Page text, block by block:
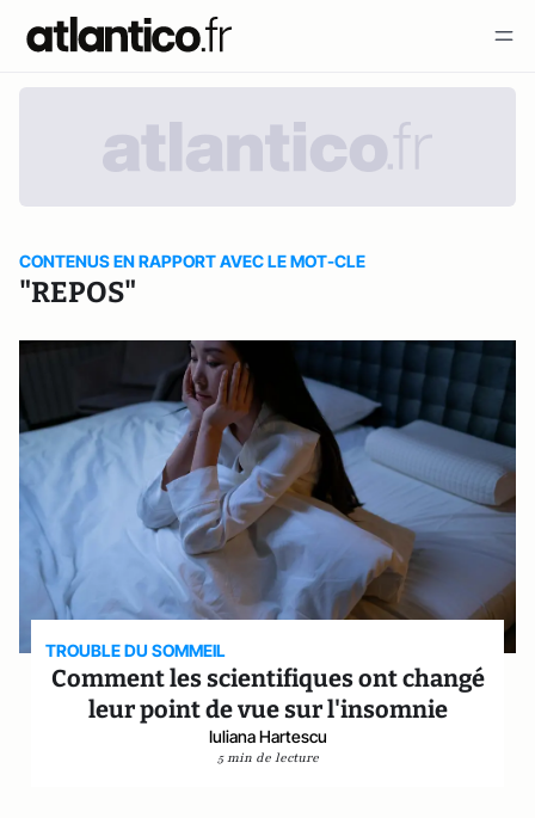
CONTENUS EN RAPPORT AVEC LE MOT-CLE
"REPOS"
TROUBLE DU SOMMEIL
Comment les scientifiques ont changé
leur point de vue sur l'insomnie
Iuliana Hartescu
5 min de lecture